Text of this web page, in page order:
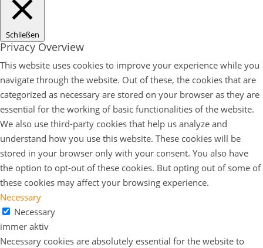
Schließen
Privacy Overview
This website uses cookies to improve your experience while you
navigate through the website. Out of these, the cookies that are
categorized as necessary are stored on your browser as they are
essential for the working of basic functionalities of the website.
We also use third-party cookies that help us analyze and
understand how you use this website. These cookies will be
stored in your browser only with your consent. You also have
the option to opt-out of these cookies. But opting out of some of
these cookies may affect your browsing experience.
Necessary
Necessary
immer aktiv
Necessary cookies are absolutely essential for the website to